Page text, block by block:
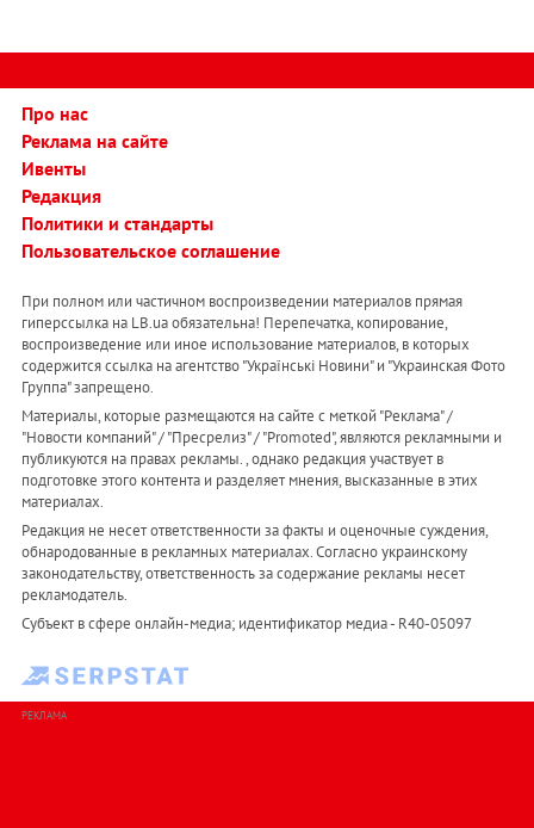
Про нас
Реклама на сайте
Ивенты
Редакция
Политики и стандарты
Пользовательское соглашение
При полном или частичном воспроизведении материалов прямая
гиперссылка на LB.ua обязательна! Перепечатка, копирование,
воспроизведение или иное использование материалов, в которых
содержится ссылка на агентство "Українськi Новини" и "Украинская Фото
Группа" запрещено.
Материалы, которые размещаются на сайте с меткой "Реклама" /
"Новости компаний" / "Пресрелиз" / "Promoted", являются рекламными и
публикуются на правах рекламы. , однако редакция участвует в
подготовке этого контента и разделяет мнения, высказанные в этих
материалах.
Редакция не несет ответственности за факты и оценочные суждения,
обнародованные в рекламных материалах. Согласно украинскому
законодательству, ответственность за содержание рекламы несет
рекламодатель.
Субъект в сфере онлайн-медиа; идентификатор медиа - R40-05097
РЕКЛАМА